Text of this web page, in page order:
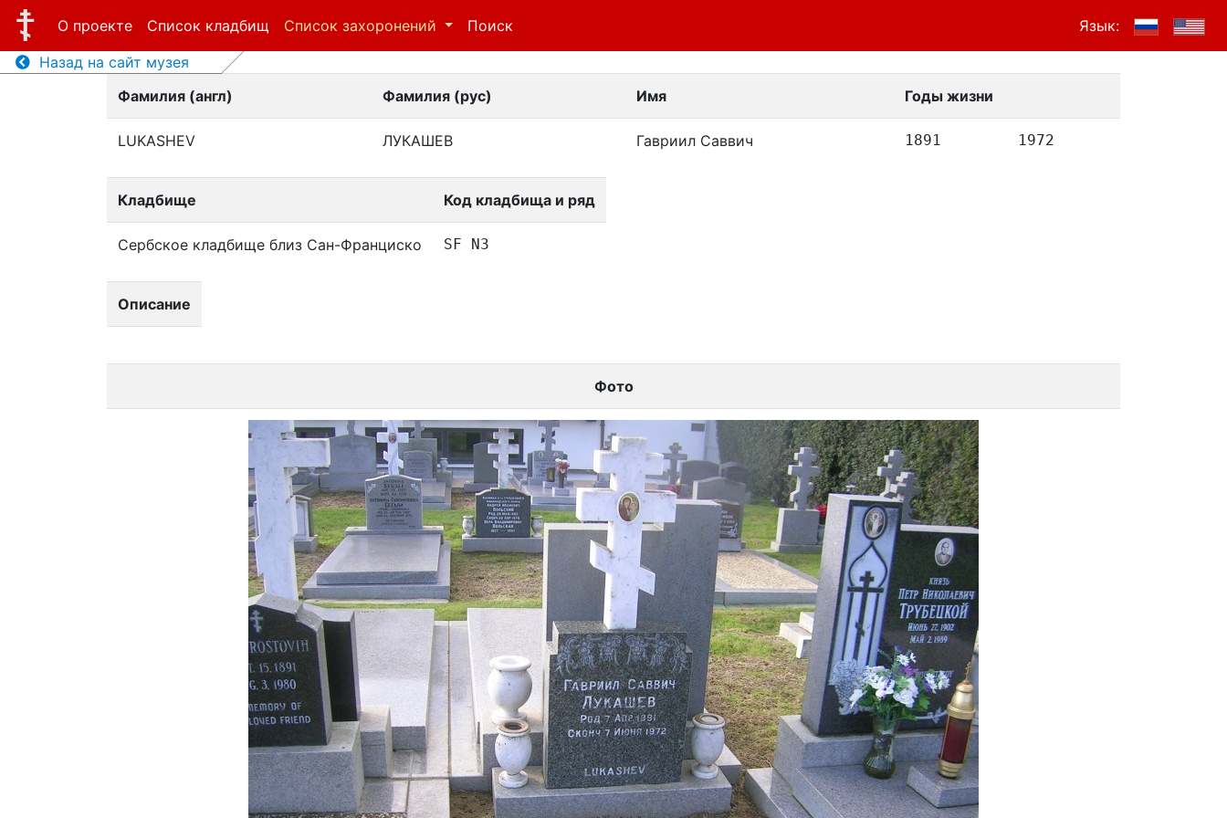
О проекте Список кладбищ Список захоронений Поиск
Язык:
Назад на сайт музея
Фамилия (англ)
Фамилия (рус) Имя Годы жизни
LUKASHEV ЛУКАШЕВ Гавриил Саввич 1891 1972
Кладбище Код кладбища и ряд
Сербское кладбище близ Сан-Франциско SF N3
Описание
Фото